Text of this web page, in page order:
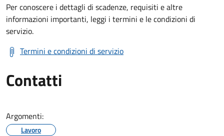
Per conoscere i dettagli di scadenze, requisiti e altre
informazioni importanti, leggi i termini e le condizioni di
servizio.
Termini e condizioni di servizio
Contatti
Argomenti:
Lavoro